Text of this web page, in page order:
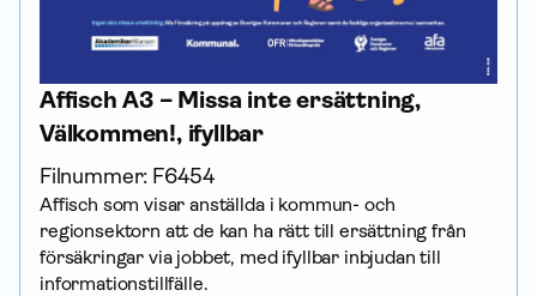
Affisch A3 – Missa inte ersättning,
Välkommen!, ifyllbar
Filnummer: F6454
Affisch som visar anställda i kommun- och
regionsektorn att de kan ha rätt till ersättning från
försäk­ringar via jobbet, med ifyllbar inbjudan till
informationstillfälle.